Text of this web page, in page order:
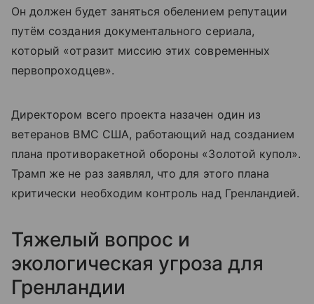
Он должен будет заняться обелением репутации
путём создания документального сериала,
который «отразит миссию этих современных
первопроходцев».
Директором всего проекта назачен один из
ветеранов ВМС США, работающий над созданием
плана противоракетной обороны «Золотой купол».
Трамп же не раз заявлял, что для этого плана
критически необходим контроль над Гренландией.
Тяжелый вопрос и
экологическая угроза для
Гренландии